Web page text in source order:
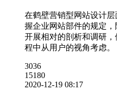
在鹤壁营销型网站设计
握企业网站部件的规定
开展相对的剖析和调研
程中从用户的视角考虑。
3036
15180
2020-12-19 08:17